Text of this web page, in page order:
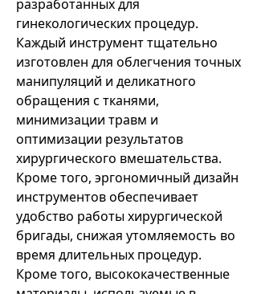
разработанных для
гинекологических процедур.
Каждый инструмент тщательно
изготовлен для облегчения точных
манипуляций и деликатного
обращения с тканями,
минимизации травм и
оптимизации результатов
хирургического вмешательства.
Кроме того, эргономичный дизайн
инструментов обеспечивает
удобство работы хирургической
бригады, снижая утомляемость во
время длительных процедур.
Кроме того, высококачественные